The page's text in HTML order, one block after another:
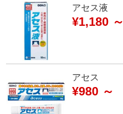
アセス液
¥1,180 ～
アセス
¥980 ～